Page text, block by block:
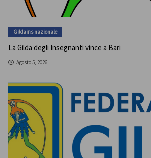
Gildains nazionale
La Gilda degli Insegnanti vince a Bari
Agosto 5, 2026